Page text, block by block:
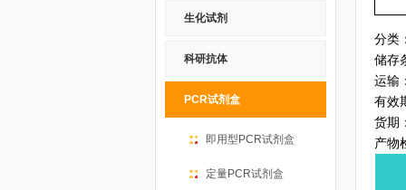
生化试剂
科研抗体
PCR试剂盒
即用型PCR试剂盒
定量PCR试剂盒
分类
储存
运输
有效
货期
产物